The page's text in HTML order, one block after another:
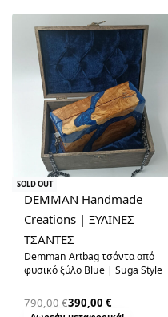
-51% OFF
SOLD OUT
DEMMAN Handmade
Creations | ΞΥΛΙΝΕΣ
ΤΣΑΝΤΕΣ
Demman Artbag τσάντα από
φυσικό ξύλο Blue | Suga Style
790,00€390,00 €